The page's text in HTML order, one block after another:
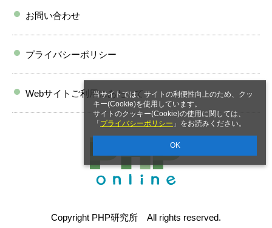
当サイトでは、サイトの利便性向上のため、クッ
キー(Cookie)を使用しています。
サイトのクッキー(Cookie)の使用に関しては、
「 プライバシーポリシー 」をお読みください。
OK
お問い合わせ
プライバシーポリシー
Webサイトご利用にあたって
Copyright PHP研究所 All rights reserved.